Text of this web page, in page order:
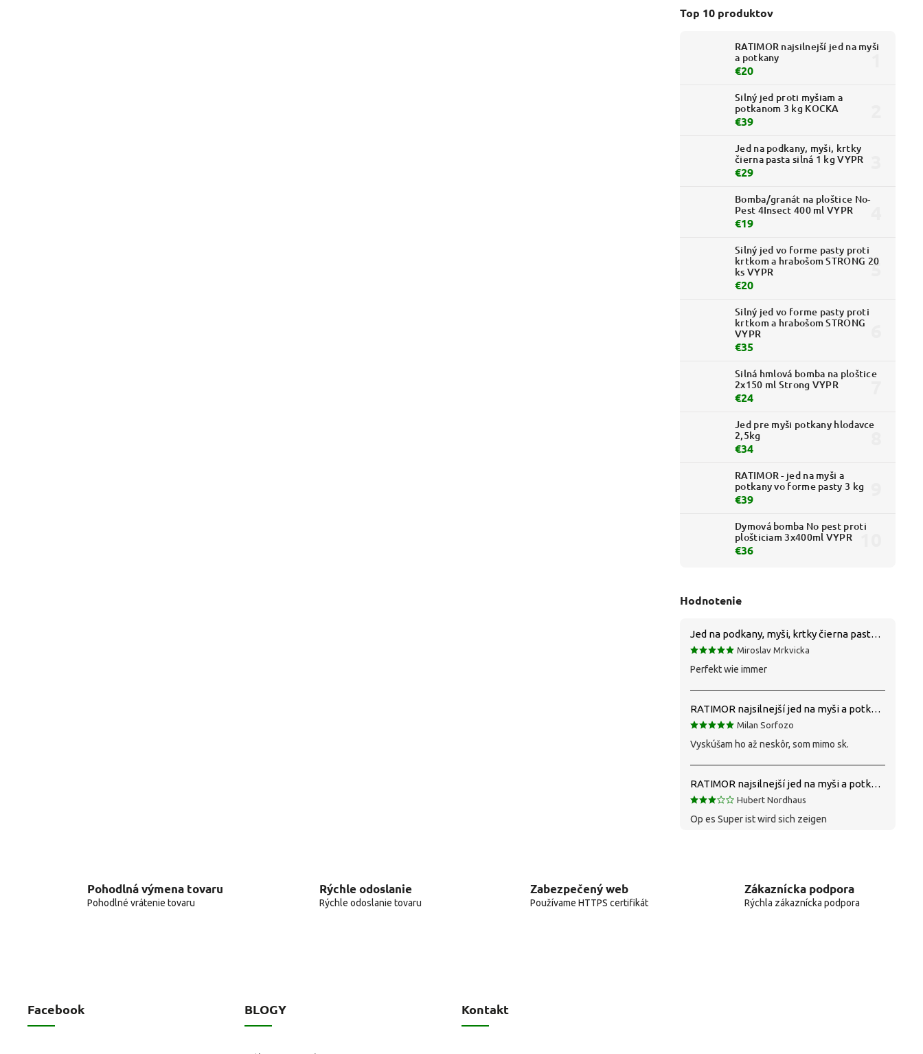
Top 10 produktov
RATIMOR najsilnejší jed na myši
a potkany
€20
Silný jed proti myšiam a
potkanom 3 kg KOCKA
€39
Jed na podkany, myši, krtky
čierna pasta silná 1 kg VYPR
€29
Bomba/granát na ploštice No-
Pest 4Insect 400 ml VYPR
€19
Silný jed vo forme pasty proti
krtkom a hrabošom STRONG 20
ks VYPR
€20
Silný jed vo forme pasty proti
krtkom a hrabošom STRONG
VYPR
€35
Silná hmlová bomba na ploštice
2x150 ml Strong VYPR
€24
Jed pre myši potkany hlodavce
2,5kg
€34
RATIMOR - jed na myši a
potkany vo forme pasty 3 kg
€39
Dymová bomba No pest proti
plošticiam 3x400ml VYPR
€36
Hodnotenie
Jed na podkany, myši, krtky čierna pasta silná 1 kg VYPR
Miroslav Mrkvicka
Perfekt wie immer
RATIMOR najsilnejší jed na myši a potkany
Milan Sorfozo
Vyskúšam ho až neskôr, som mimo sk.
RATIMOR najsilnejší jed na myši a potkany
Hubert Nordhaus
Op es Super ist wird sich zeigen
Pohodlná výmena tovaru
Pohodlné vrátenie tovaru
Rýchle odoslanie
Rýchle odoslanie tovaru
Zabezpečený web
Používame HTTPS certifikát
Zákaznícka podpora
Rýchla zákaznícka podpora
Facebook BLOGY Kontakt